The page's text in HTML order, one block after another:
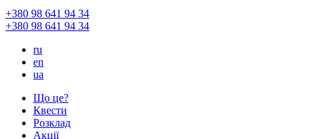
+380 98 641 94 34
+380 98 641 94 34
ru
en
ua
Що це?
Квести
Розклад
Акції